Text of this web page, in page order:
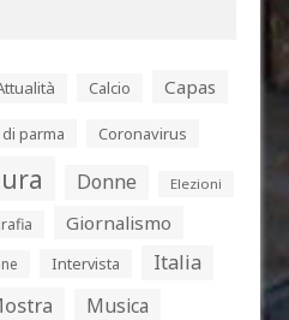
Calcio Capas
parma Coronavirus
Donne Elezioni
Giornalismo
Intervista Italia
Musica